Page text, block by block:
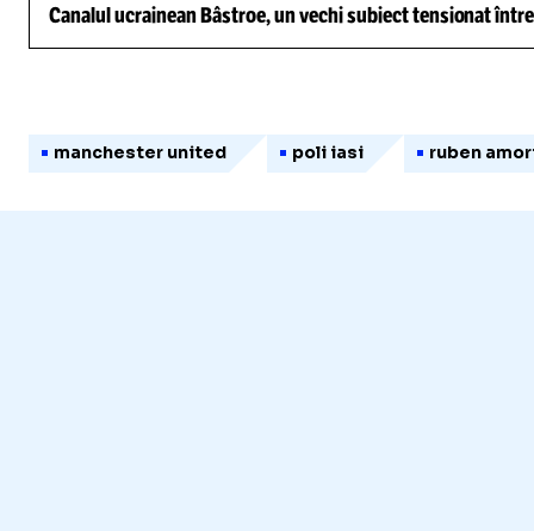
Canalul ucrainean Bâstroe, un vechi subiect tensionat
manchester united poli iasi ruben